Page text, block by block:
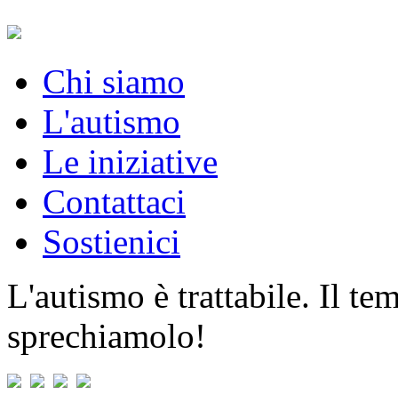
Chi siamo
L'autismo
Le iniziative
Contattaci
Sostienici
L'autismo è trattabile. Il
sprechiamolo!